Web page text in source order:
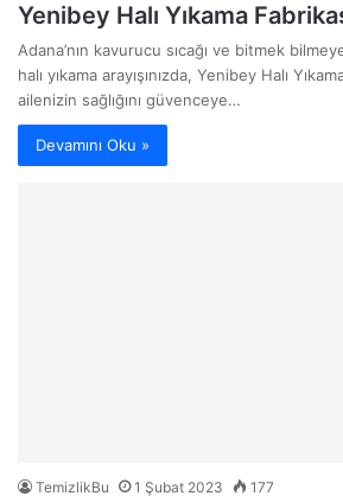
Yenibey Halı Yıkama
Adana’nın kavurucu sıcağı ve bitmek
halı yıkama arayışınızda, Yenibey Halı
ailenizin sağlığını güvenceye…
Devamını Oku »
TemizlikBu 1 Şubat 2023 177